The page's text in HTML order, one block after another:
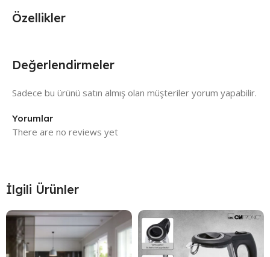
Özellikler
Değerlendirmeler
Yorumlar
There are no reviews yet
Sadece bu ürünü satın almış olan müşteriler yorum yapabilir.
İlgili Ürünler